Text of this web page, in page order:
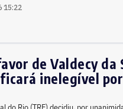
15:22
de Valdecy da
inelegível